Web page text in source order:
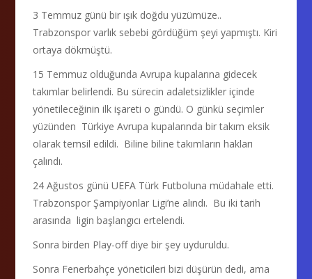
3 Temmuz günü bir ışık doğdu yüzümüze..
Trabzonspor varlık sebebi gördüğüm şeyi yapmıştı. Kiri
ortaya dökmüştü.
15 Temmuz olduğunda Avrupa kupalarına gidecek
takımlar belirlendi. Bu sürecin adaletsizlikler içinde
yönetileceğinin ilk işareti o gündü. O günkü seçimler
yüzünden Türkiye Avrupa kupalarında bir takım eksik
olarak temsil edildi. Biline biline takımların hakları
çalındı.
24 Ağustos günü UEFA Türk Futboluna müdahale etti.
Trabzonspor Şampiyonlar Ligi’ne alındı. Bu iki tarih
arasında ligin başlangıcı ertelendi.
Sonra birden Play-off diye bir şey uyduruldu.
Sonra Fenerbahçe yöneticileri bizi düşürün dedi, ama